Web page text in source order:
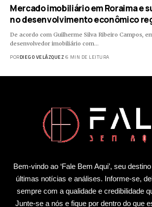
Mercado imobiliário em Roraima e
no desenvolvimento econômico
De acordo com Guilherme Silva Ribeiro Campos,
desenvolvedor imobiliário com…
PORDIEGO VELÁZQUEZ 6 MIN DE LEITURA
Bem-vindo ao ‘Fale Bem Aqui’, seu
últimas notícias e análises. Informe-se,
sempre com a qualidade e credibilidade
Junte-se a nós e fique por dentro do que